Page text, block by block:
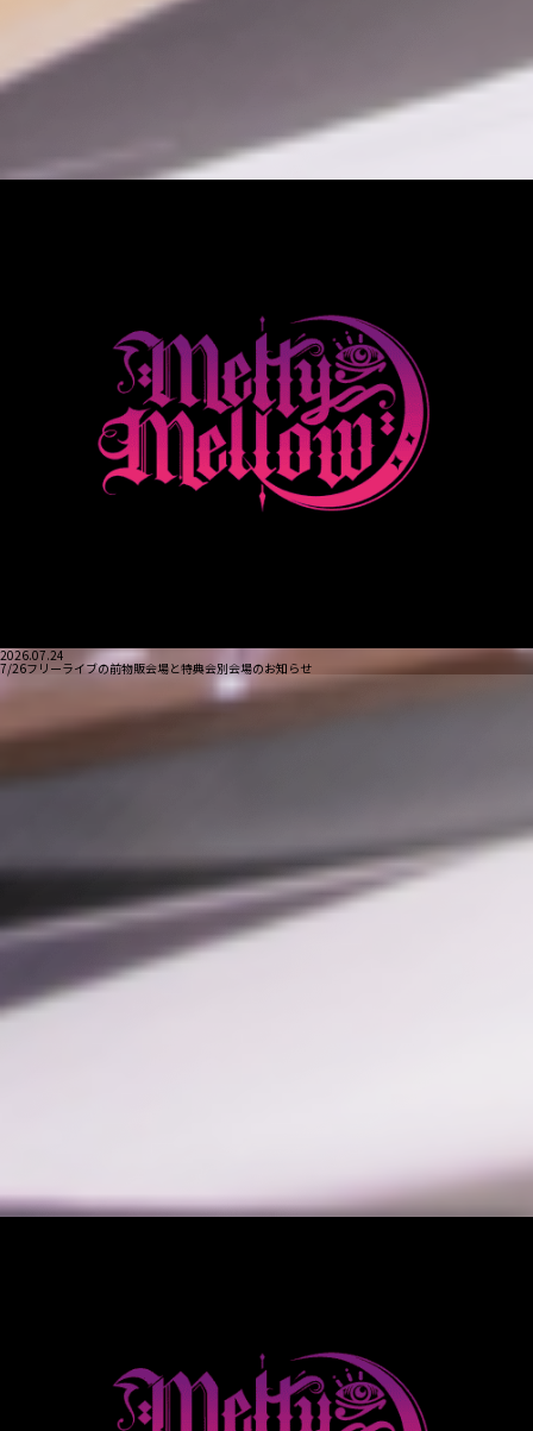
2026.07.24
7/26フリーライブの前物販会場と特典会別会場のお知らせ